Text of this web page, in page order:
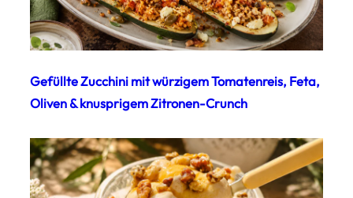
Gefüllte Zucchini mit würzigem Tomatenreis, Feta,
Oliven & knusprigem Zitronen-Crunch